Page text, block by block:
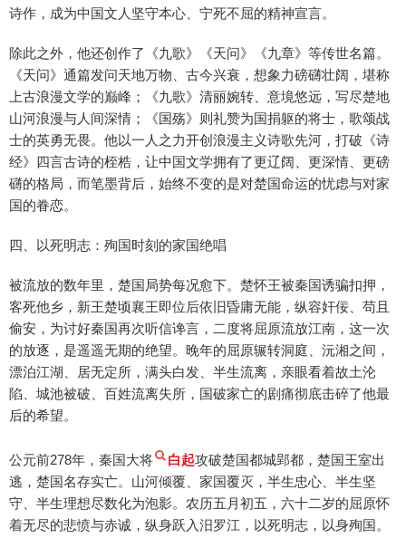
诗作，成为中国文人坚守本心、宁死不屈的精神宣言。
除此之外，他还创作了《九歌》《天问》《九章》等传世名篇。
《天问》通篇发问天地万物、古今兴衰，想象力磅礴壮阔，堪称
上古浪漫文学的巅峰；《九歌》清丽婉转、意境悠远，写尽楚地
山河浪漫与人间深情；《国殇》则礼赞为国捐躯的将士，歌颂战
士的英勇无畏。他以一人之力开创浪漫主义诗歌先河，打破《诗
经》四言古诗的桎梏，让中国文学拥有了更辽阔、更深情、更磅
礴的格局，而笔墨背后，始终不变的是对楚国命运的忧虑与对家
国的眷恋。
四、以死明志：殉国时刻的家国绝唱
被流放的数年里，楚国局势每况愈下。楚怀王被秦国诱骗扣押，
客死他乡，新王楚顷襄王即位后依旧昏庸无能，纵容奸佞、苟且
偷安，为讨好秦国再次听信谗言，二度将屈原流放江南，这一次
的放逐，是遥遥无期的绝望。晚年的屈原辗转洞庭、沅湘之间，
漂泊江湖、居无定所，满头白发、半生流离，亲眼看着故土沦
陷、城池被破、百姓流离失所，国破家亡的剧痛彻底击碎了他最
后的希望。
公元前278年，秦国大将 白起攻破楚国都城郢都，楚国王室出
逃，楚国名存实亡。山河倾覆、家国覆灭，半生忠心、半生坚
守、半生理想尽数化为泡影。农历五月初五，六十二岁的屈原怀
着无尽的悲愤与赤诚，纵身跃入汨罗江，以死明志，以身殉国。